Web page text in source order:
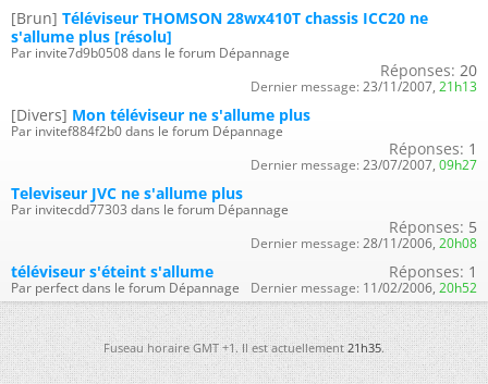
[Brun] Téléviseur THOMSON 28wx410T chassis ICC20 ne
s'allume plus [résolu]
Par invite7d9b0508 dans le forum Dépannage
Réponses: 20
Dernier message: 23/11/2007, 21h13
[Divers] Mon téléviseur ne s'allume plus
Par invitef884f2b0 dans le forum Dépannage
Réponses: 1
Dernier message: 23/07/2007, 09h27
Televiseur JVC ne s'allume plus
Par invitecdd77303 dans le forum Dépannage
Réponses: 5
Dernier message: 28/11/2006, 20h08
téléviseur s'éteint s'allume
Par perfect dans le forum Dépannage
Réponses: 1
Dernier message: 11/02/2006, 20h52
Fuseau horaire GMT +1. Il est actuellement21h35.